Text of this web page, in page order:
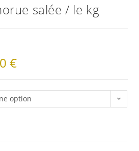
salée / le kg
€
option